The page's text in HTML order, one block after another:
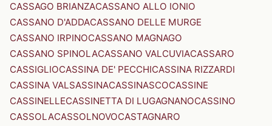
CASSAGO BRIANZACASSANO ALLO IONIO
CASSANO D'ADDACASSANO DELLE MURGE
CASSANO IRPINOCASSANO MAGNAGO
CASSANO SPINOLACASSANO VALCUVIACASSARO
CASSIGLIOCASSINA DE' PECCHICASSINA RIZZARDI
CASSINA VALSASSINACASSINASCOCASSINE
CASSINELLECASSINETTA DI LUGAGNANOCASSINO
CASSOLACASSOLNOVOCASTAGNARO